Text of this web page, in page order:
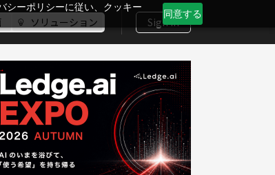
シーポリシーに従い、クッキー
同意する
ソリューション Sign In